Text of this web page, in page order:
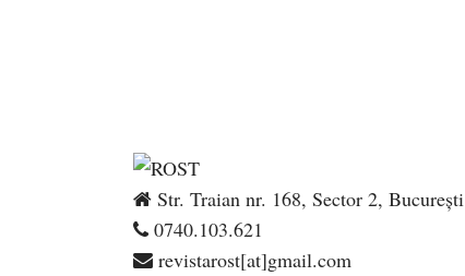
Str. Traian nr. 168, Sector 2, București
0740.103.621
revistarost[at]gmail.com